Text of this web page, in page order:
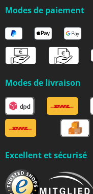
Modes de paiement
Modes de livraison
Excellent et sécurisé